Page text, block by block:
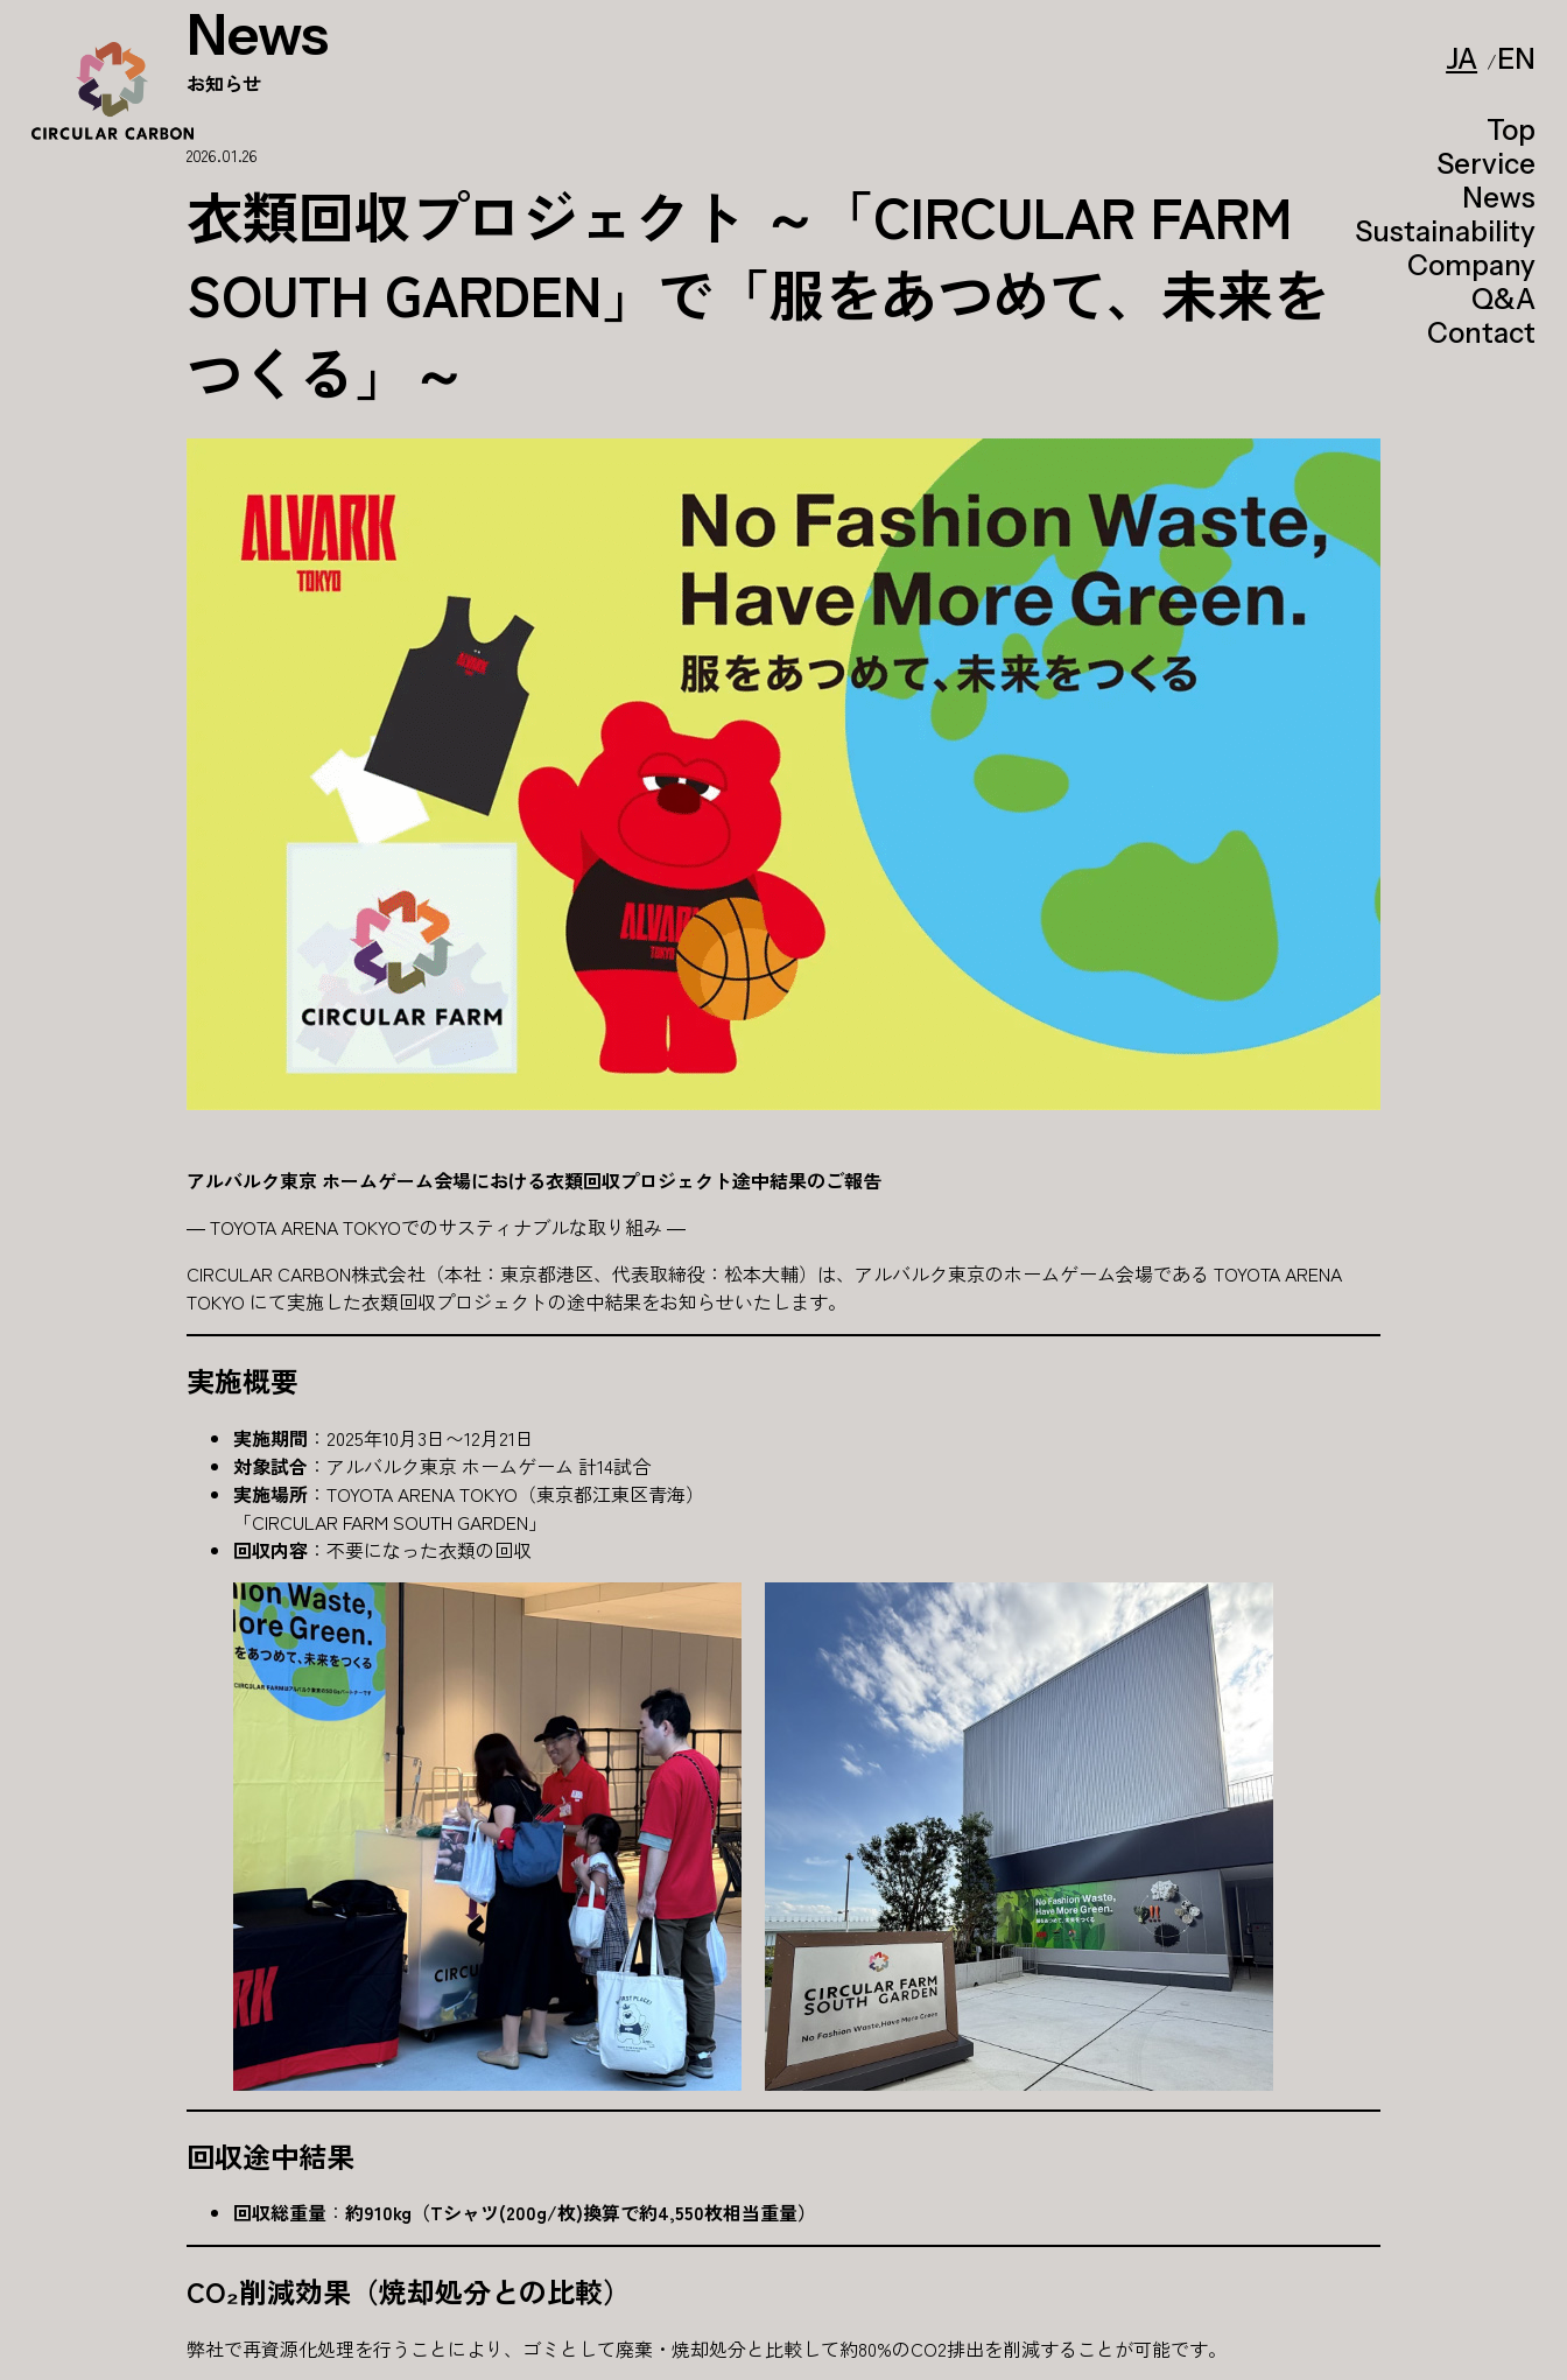
JA EN
Top
Service
News
Sustainability
Company
Q&A
Contact
News
お知らせ
2026.01.26
衣類回収プロジェクト ～「CIRCULAR FARM
SOUTH GARDEN」で「服をあつめて、未来を
つくる」～
アルバルク東京 ホームゲーム会場における衣類回収プロジェクト途中結果のご報告
― TOYOTA ARENA TOKYOでのサスティナブルな取り組み ―
CIRCULAR CARBON株式会社（本社：東京都港区、代表取締役：松本大輔）は、アルバルク東京のホームゲーム会場である TOYOTA ARENA
TOKYO にて実施した衣類回収プロジェクトの途中結果をお知らせいたします。
実施概要
実施期間 ：2025年10月3日〜12月21日
対象試合 ：アルバルク東京 ホームゲーム 計14試合
実施場所 ：TOYOTA ARENA TOKYO（東京都江東区青海）
「CIRCULAR FARM SOUTH GARDEN」
回収内容 ：不要になった衣類の回収
回収途中結果
回収総重量 ： 約910kg（Tシャツ(200g/枚)換算で約4,550枚相当重量）
CO₂削減効果（焼却処分との比較）
弊社で再資源化処理を行うことにより、ゴミとして廃棄・焼却処分と比較して約80%のCO2排出を削減することが可能です。